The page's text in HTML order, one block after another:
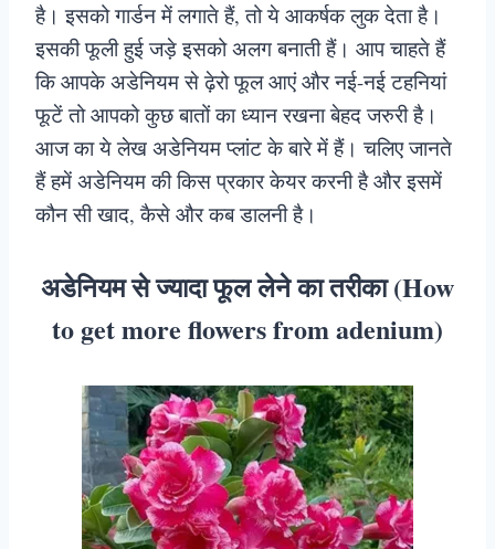
है। इसको गार्डन में लगाते हैं, तो ये आकर्षक लुक देता है।
इसकी फूली हुई जड़े इसको अलग बनाती हैं। आप चाहते हैं
कि आपके अडेनियम से ढ़ेरो फूल आएं और नई-नई टहनियां
फूटें तो आपको कुछ बातों का ध्यान रखना बेहद जरुरी है।
आज का ये लेख अडेनियम प्लांट के बारे में हैं। चलिए जानते
हैं हमें अडेनियम की किस प्रकार केयर करनी है और इसमें
कौन सी खाद, कैसे और कब डालनी है।
अडेनियम से ज्यादा फूल लेने का तरीका (How
to get more flowers from adenium)